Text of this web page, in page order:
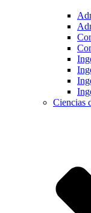
Ciencias